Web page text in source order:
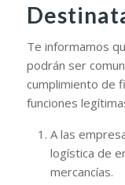
Te informamos
podrán ser
cumplimiento de
funciones
A las
logística de
mercancías.